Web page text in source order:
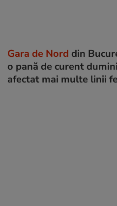
Gara de Nord din
o pană de curent
afectat mai multe linii